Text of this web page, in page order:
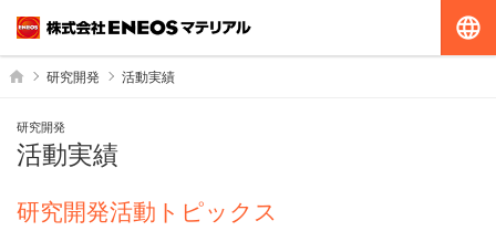
ホーム研究開発 活動実績
研究開発
活動実績
研究開発活動トピックス